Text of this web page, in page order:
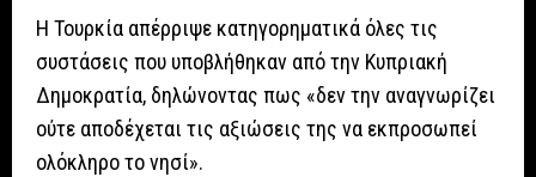
Η Τουρκία απέρριψε κατηγορηματικά όλες τις
συστάσεις που υποβλήθηκαν από την Κυπριακή
Δημοκρατία, δηλώνοντας πως «δεν την αναγνωρίζει
ούτε αποδέχεται τις αξιώσεις της να εκπροσωπεί
ολόκληρο το νησί».